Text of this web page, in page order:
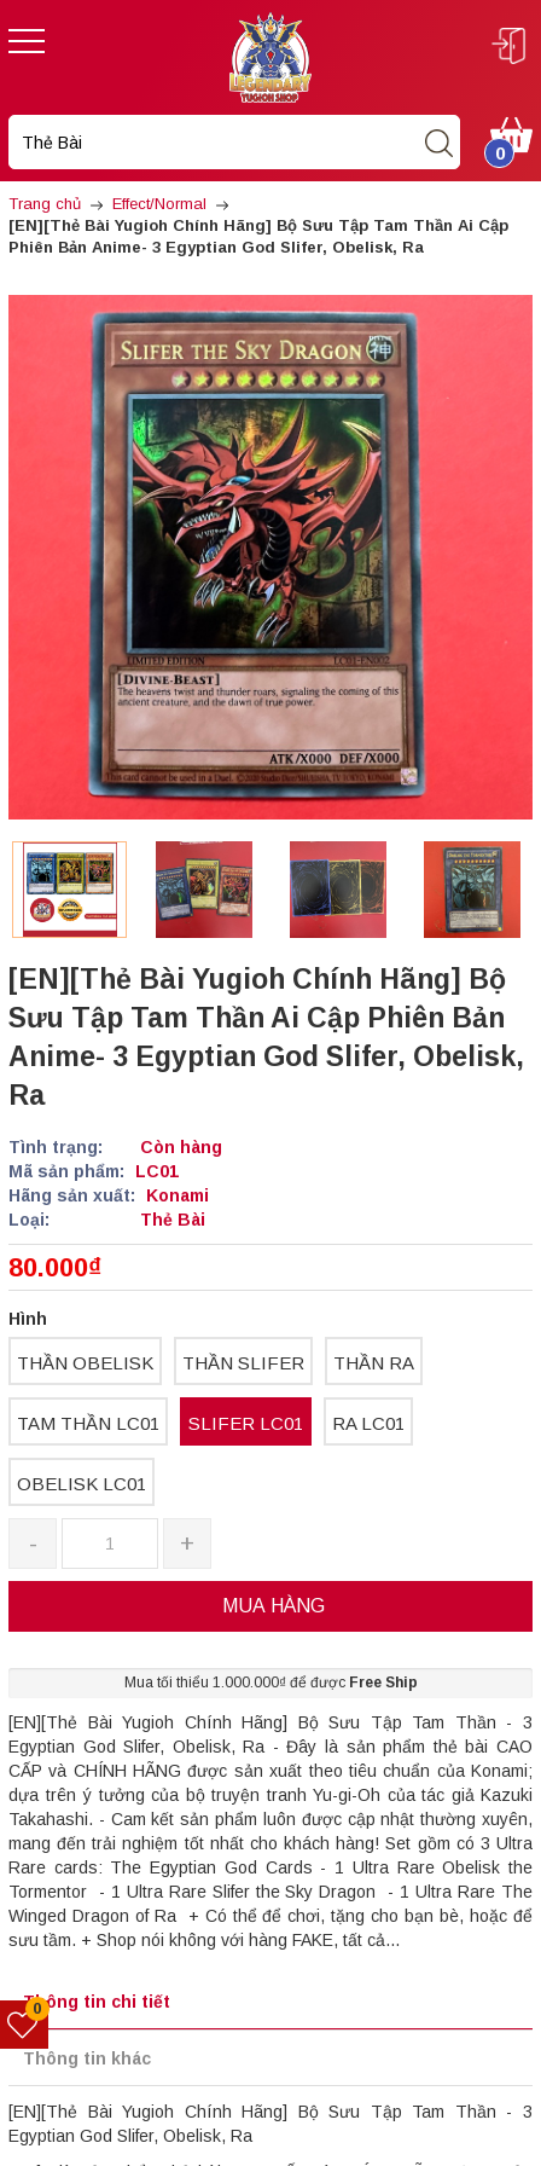
0
Trang chủ
Effect/Normal
[EN][Thẻ Bài Yugioh Chính Hãng] Bộ Sưu Tập Tam Thần Ai Cập
Phiên Bản Anime- 3 Egyptian God Slifer, Obelisk, Ra
[EN][Thẻ Bài Yugioh Chính Hãng] Bộ
Sưu Tập Tam Thần Ai Cập Phiên Bản
Anime- 3 Egyptian God Slifer, Obelisk,
Ra
Tình trạng:
Còn hàng
Mã sản phẩm:
LC01
Hãng sản xuất:
Konami
Loại:
Thẻ Bài
80.000₫
Hình
THẦN OBELISK THẦN SLIFER THẦN RA
TAM THẦN LC01 SLIFER LC01 RA LC01
OBELISK LC01
- +
MUA HÀNG
Mua tối thiểu 1.000.000₫ để được Free Ship
[EN][Thẻ Bài Yugioh Chính Hãng] Bộ Sưu Tập Tam Thần - 3
Egyptian God Slifer, Obelisk, Ra - Đây là sản phẩm thẻ bài CAO
CẤP và CHÍNH HÃNG được sản xuất theo tiêu chuẩn của Konami;
dựa trên ý tưởng của bộ truyện tranh Yu-gi-Oh của tác giả Kazuki
Takahashi. - Cam kết sản phẩm luôn được cập nhật thường xuyên,
mang đến trải nghiệm tốt nhất cho khách hàng! Set gồm có 3 Ultra
Rare cards: The Egyptian God Cards - 1 Ultra Rare Obelisk the
Tormentor - 1 Ultra Rare Slifer the Sky Dragon - 1 Ultra Rare The
Winged Dragon of Ra + Có thể để chơi, tặng cho bạn bè, hoặc để
sưu tầm. + Shop nói không với hàng FAKE, tất cả...
Thông tin chi tiết
Thông tin khác
[EN][Thẻ Bài Yugioh Chính Hãng] Bộ Sưu Tập Tam Thần - 3
Egyptian God Slifer, Obelisk, Ra
0